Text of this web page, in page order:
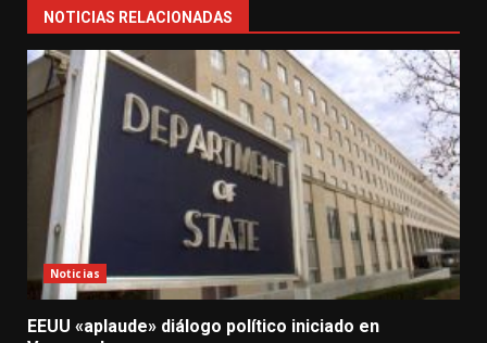
NOTICIAS RELACIONADAS
Noticias
EEUU «aplaude» diálogo político iniciado en